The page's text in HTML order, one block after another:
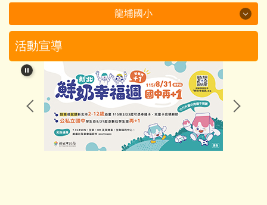
龍埔國小
龍埔國小
認識龍埔
行政團隊
活動宣導